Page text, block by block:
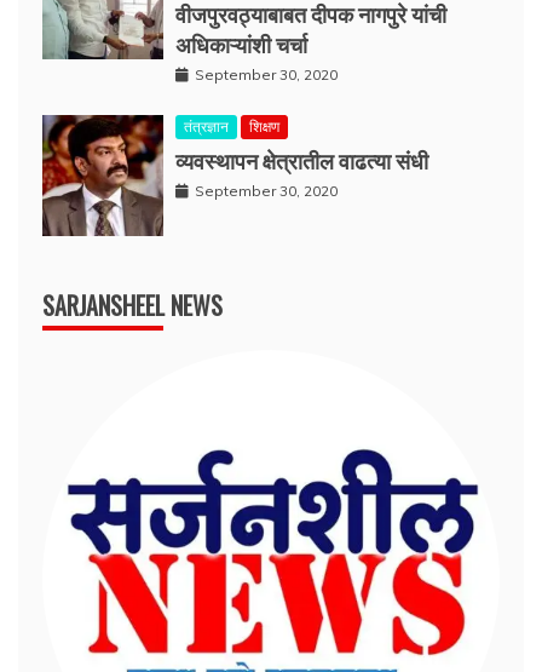
वीजपुरवठ्याबाबत दीपक नागपुरे यांची
अधिकाऱ्यांशी चर्चा
September 30, 2020
तंत्रज्ञान शिक्षण
व्यवस्थापन क्षेत्रातील वाढत्या संधी
September 30, 2020
SARJANSHEEL NEWS